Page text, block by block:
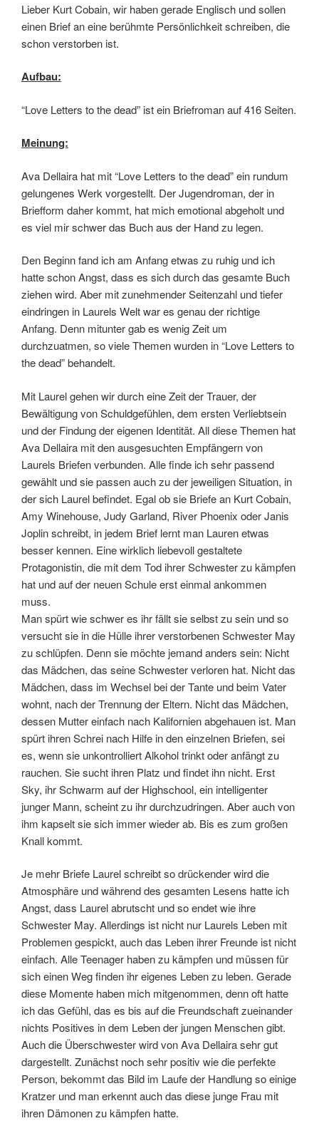
Lieber Kurt Cobain, wir haben gerade Englisch und sollen
einen Brief an eine berühmte Persönlichkeit schreiben, die
schon verstorben ist.
Aufbau:
“Love Letters to the dead” ist ein Briefroman auf 416 Seiten.
Meinung:
Ava Dellaira hat mit “Love Letters to the dead” ein rundum
gelungenes Werk vorgestellt. Der Jugendroman, der in
Briefform daher kommt, hat mich emotional abgeholt und
es viel mir schwer das Buch aus der Hand zu legen.
Den Beginn fand ich am Anfang etwas zu ruhig und ich
hatte schon Angst, dass es sich durch das gesamte Buch
ziehen wird. Aber mit zunehmender Seitenzahl und tiefer
eindringen in Laurels Welt war es genau der richtige
Anfang. Denn mitunter gab es wenig Zeit um
durchzuatmen, so viele Themen wurden in “Love Letters to
the dead” behandelt.
Mit Laurel gehen wir durch eine Zeit der Trauer, der
Bewältigung von Schuldgefühlen, dem ersten Verliebtsein
und der Findung der eigenen Identität. All diese Themen hat
Ava Dellaira mit den ausgesuchten Empfängern von
Laurels Briefen verbunden. Alle finde ich sehr passend
gewählt und sie passen auch zu der jeweiligen Situation, in
der sich Laurel befindet. Egal ob sie Briefe an Kurt Cobain,
Amy Winehouse, Judy Garland, River Phoenix oder Janis
Joplin schreibt, in jedem Brief lernt man Lauren etwas
besser kennen. Eine wirklich liebevoll gestaltete
Protagonistin, die mit dem Tod ihrer Schwester zu kämpfen
hat und auf der neuen Schule erst einmal ankommen
muss.
Man spürt wie schwer es ihr fällt sie selbst zu sein und so
versucht sie in die Hülle ihrer verstorbenen Schwester May
zu schlüpfen. Denn sie möchte jemand anders sein: Nicht
das Mädchen, das seine Schwester verloren hat. Nicht das
Mädchen, dass im Wechsel bei der Tante und beim Vater
wohnt, nach der Trennung der Eltern. Nicht das Mädchen,
dessen Mutter einfach nach Kalifornien abgehauen ist. Man
spürt ihren Schrei nach Hilfe in den einzelnen Briefen, sei
es, wenn sie unkontrolliert Alkohol trinkt oder anfängt zu
rauchen. Sie sucht ihren Platz und findet ihn nicht. Erst
Sky, ihr Schwarm auf der Highschool, ein intelligenter
junger Mann, scheint zu ihr durchzudringen. Aber auch von
ihm kapselt sie sich immer wieder ab. Bis es zum großen
Knall kommt.
Je mehr Briefe Laurel schreibt so drückender wird die
Atmosphäre und während des gesamten Lesens hatte ich
Angst, dass Laurel abrutscht und so endet wie ihre
Schwester May. Allerdings ist nicht nur Laurels Leben mit
Problemen gespickt, auch das Leben ihrer Freunde ist nicht
einfach. Alle Teenager haben zu kämpfen und müssen für
sich einen Weg finden ihr eigenes Leben zu leben. Gerade
diese Momente haben mich mitgenommen, denn oft hatte
ich das Gefühl, das es bis auf die Freundschaft zueinander
nichts Positives in dem Leben der jungen Menschen gibt.
Auch die Überschwester wird von Ava Dellaira sehr gut
dargestellt. Zunächst noch sehr positiv wie die perfekte
Person, bekommt das Bild im Laufe der Handlung so einige
Kratzer und man erkennt auch das diese junge Frau mit
ihren Dämonen zu kämpfen hatte.